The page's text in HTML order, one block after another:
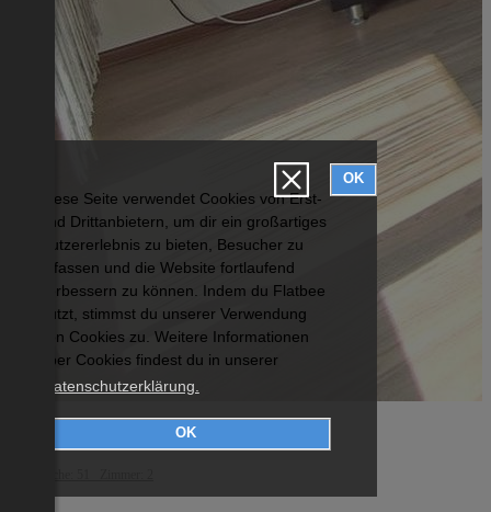
Diese Seite verwendet Cookies von Erst-
und Drittanbietern, um dir ein großartiges
Nutzererlebnis zu bieten, Besucher zu
erfassen und die Website fortlaufend
verbessern zu können. Indem du Flatbee
nutzt, stimmst du unserer Verwendung
von Cookies zu. Weitere Informationen
über Cookies findest du in unserer
Datenschutzerklärung.
OK
OK